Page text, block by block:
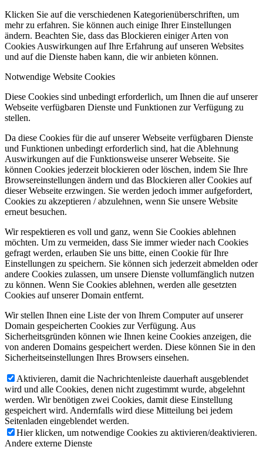
Klicken Sie auf die verschiedenen Kategorienüberschriften, um
mehr zu erfahren. Sie können auch einige Ihrer Einstellungen
ändern. Beachten Sie, dass das Blockieren einiger Arten von
Cookies Auswirkungen auf Ihre Erfahrung auf unseren Websites
und auf die Dienste haben kann, die wir anbieten können.
Notwendige Website Cookies
Diese Cookies sind unbedingt erforderlich, um Ihnen die auf unserer
Webseite verfügbaren Dienste und Funktionen zur Verfügung zu
stellen.
Da diese Cookies für die auf unserer Webseite verfügbaren Dienste
und Funktionen unbedingt erforderlich sind, hat die Ablehnung
Auswirkungen auf die Funktionsweise unserer Webseite. Sie
können Cookies jederzeit blockieren oder löschen, indem Sie Ihre
Browsereinstellungen ändern und das Blockieren aller Cookies auf
dieser Webseite erzwingen. Sie werden jedoch immer aufgefordert,
Cookies zu akzeptieren / abzulehnen, wenn Sie unsere Website
erneut besuchen.
Wir respektieren es voll und ganz, wenn Sie Cookies ablehnen
möchten. Um zu vermeiden, dass Sie immer wieder nach Cookies
gefragt werden, erlauben Sie uns bitte, einen Cookie für Ihre
Einstellungen zu speichern. Sie können sich jederzeit abmelden oder
andere Cookies zulassen, um unsere Dienste vollumfänglich nutzen
zu können. Wenn Sie Cookies ablehnen, werden alle gesetzten
Cookies auf unserer Domain entfernt.
Wir stellen Ihnen eine Liste der von Ihrem Computer auf unserer
Domain gespeicherten Cookies zur Verfügung. Aus
Sicherheitsgründen können wie Ihnen keine Cookies anzeigen, die
von anderen Domains gespeichert werden. Diese können Sie in den
Sicherheitseinstellungen Ihres Browsers einsehen.
Aktivieren, damit die Nachrichtenleiste dauerhaft ausgeblendet
wird und alle Cookies, denen nicht zugestimmt wurde, abgelehnt
werden. Wir benötigen zwei Cookies, damit diese Einstellung
gespeichert wird. Andernfalls wird diese Mitteilung bei jedem
Seitenladen eingeblendet werden.
Hier klicken, um notwendige Cookies zu aktivieren/deaktivieren.
Andere externe Dienste